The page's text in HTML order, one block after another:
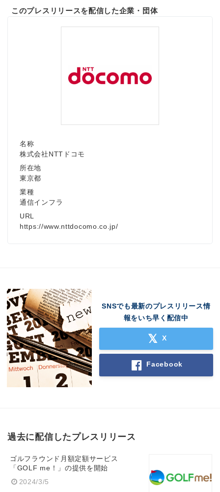
このプレスリリースを配信した企業・団体
名称
株式会社NTTドコモ
所在地
東京都
業種
通信インフラ
URL
https://www.nttdocomo.co.jp/
SNSでも最新のプレスリリース情
報をいち早く配信中
X
Facebook
過去に配信したプレスリリース
ゴルフラウンド月額定額サービス
「GOLF me！」の提供を開始
2024/3/5